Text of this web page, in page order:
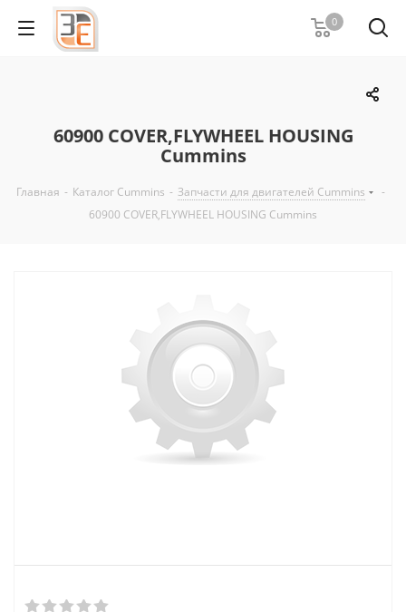
0
60900 COVER,FLYWHEEL HOUSING
Cummins
Главная - Каталог Cummins - Запчасти для двигателей Cummins
-
60900 COVER,FLYWHEEL HOUSING Cummins